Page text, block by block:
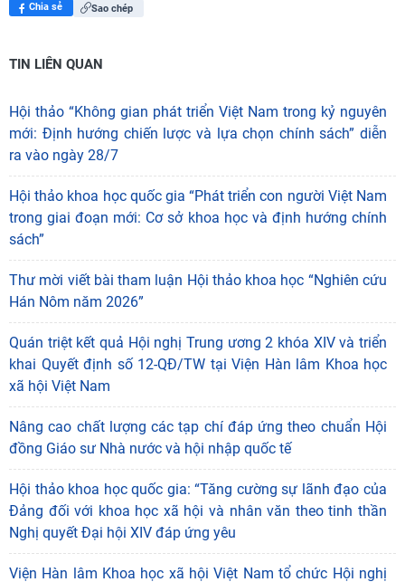
Chia sẻ Sao chép
TIN LIÊN QUAN
Hội thảo “Không gian phát triển Việt Nam trong kỷ nguyên
mới: Định hướng chiến lược và lựa chọn chính sách” diễn
ra vào ngày 28/7
Hội thảo khoa học quốc gia “Phát triển con người Việt Nam
trong giai đoạn mới: Cơ sở khoa học và định hướng chính
sách”
Thư mời viết bài tham luận Hội thảo khoa học “Nghiên cứu
Hán Nôm năm 2026”
Quán triệt kết quả Hội nghị Trung ương 2 khóa XIV và triển
khai Quyết định số 12-QĐ/TW tại Viện Hàn lâm Khoa học
xã hội Việt Nam
Nâng cao chất lượng các tạp chí đáp ứng theo chuẩn Hội
đồng Giáo sư Nhà nước và hội nhập quốc tế
Hội thảo khoa học quốc gia: “Tăng cường sự lãnh đạo của
Đảng đối với khoa học xã hội và nhân văn theo tinh thần
Nghị quyết Đại hội XIV đáp ứng yêu
Viện Hàn lâm Khoa học xã hội Việt Nam tổ chức Hội nghị
"Đồng bằng sông Mê Kông trong tiến trình phát triển
của lịch sử cận đại Việt Nam” - sách của tác
05/08/2026